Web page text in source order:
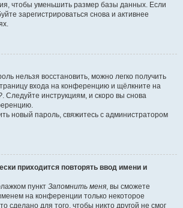
чтобы уменьшить размер базы данных. Если
зарегистрироваться снова и активнее
нельзя восстановить, можно легко получить
входа на конференцию и щёлкните на
. Следуйте инструкциям, и скоро вы снова
новый пароль, свяжитесь с администратором
приходится повторять ввод имени и
пункт Запомнить меня, вы сможете
на конференции только некоторое
сделано для того, чтобы никто другой не смог